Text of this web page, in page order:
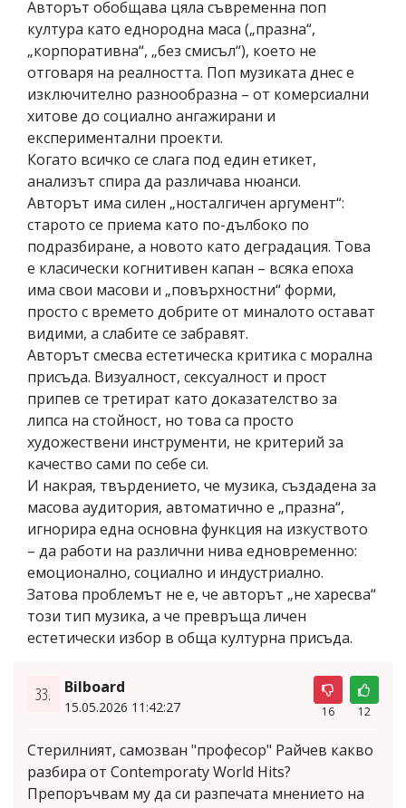
Авторът обобщава цяла съвременна поп
култура като еднородна маса („празна“,
„корпоративна“, „без смисъл“), което не
отговаря на реалността. Поп музиката днес е
изключително разнообразна – от комерсиални
хитове до социално ангажирани и
експериментални проекти.
Когато всичко се слага под един етикет,
анализът спира да различава нюанси.
Авторът има силен „носталгичен аргумент“:
старото се приема като по-дълбоко по
подразбиране, а новото като деградация. Това
е класически когнитивен капан – всяка епоха
има свои масови и „повърхностни“ форми,
просто с времето добрите от миналото остават
видими, а слабите се забравят.
Авторът смесва естетическа критика с морална
присъда. Визуалност, сексуалност и прост
припев се третират като доказателство за
липса на стойност, но това са просто
художествени инструменти, не критерий за
качество сами по себе си.
И накрая, твърдението, че музика, създадена за
масова аудитория, автоматично е „празна“,
игнорира една основна функция на изкуството
– да работи на различни нива едновременно:
емоционално, социално и индустриално.
Затова проблемът не е, че авторът „не харесва“
този тип музика, а че превръща личен
естетически избор в обща културна присъда.
33. Bilboard
15.05.2026 11:42:27 16 12
Стерилният, самозван "професор" Райчев какво
разбира от Contemporaty World Hits?
Препоръчвам му да си разпечата мнението на